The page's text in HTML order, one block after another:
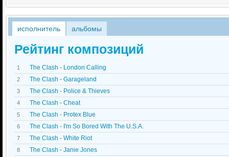
исполнитель альбомы
Рейтинг композиций
1 The Clash - London Calling
2 The Clash - Garageland
3 The Clash - Police & Thieves
4 The Clash - Cheat
5 The Clash - Protex Blue
6 The Clash - I'm So Bored With The U.S.A.
7 The Clash - White Riot
8 The Clash - Janie Jones